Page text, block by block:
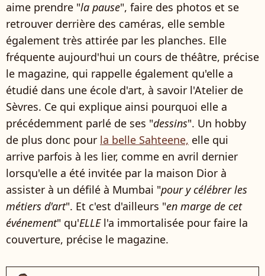
aime prendre "la pause", faire des photos et se
retrouver derrière des caméras, elle semble
également très attirée par les planches. Elle
fréquente aujourd'hui un cours de théâtre, précise
le magazine, qui rappelle également qu'elle a
étudié dans une école d'art, à savoir l'Atelier de
Sèvres. Ce qui explique ainsi pourquoi elle a
précédemment parlé de ses "dessins". Un hobby
de plus donc pour la belle Sahteene, elle qui
arrive parfois à les lier, comme en avril dernier
lorsqu'elle a été invitée par la maison Dior à
assister à un défilé à Mumbai "pour y célébrer les
métiers d'art". Et c'est d'ailleurs "en marge de cet
événement" qu'ELLEl'a immortalisée pour faire la
couverture, précise le magazine.